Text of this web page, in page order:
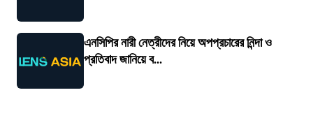
এনসিপির নারী নেত্রীদের নিয়ে অপপ্রচারের নিন্দা ও
প্রতিবাদ জানিয়ে ব...